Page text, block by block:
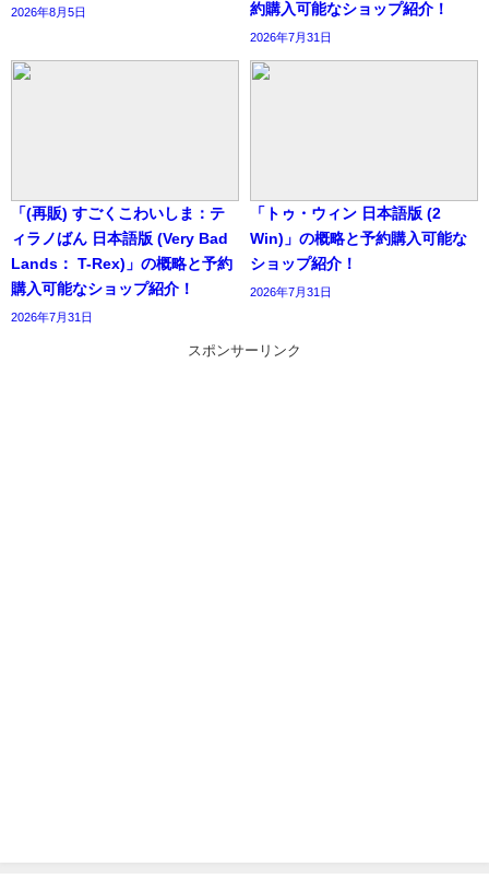
2026年8月5日
約購入可能なショップ紹介！
2026年7月31日
「(再販) すごくこわいしま：テ
ィラノばん 日本語版 (Very Bad
Lands： T-Rex)」の概略と予約
購入可能なショップ紹介！
2026年7月31日
「トゥ・ウィン 日本語版 (2
Win)」の概略と予約購入可能な
ショップ紹介！
2026年7月31日
スポンサーリンク